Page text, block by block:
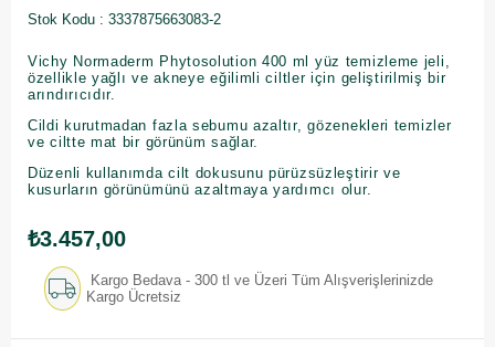
Stok Kodu
3337875663083-2
Vichy Normaderm Phytosolution 400 ml yüz temizleme jeli,
özellikle yağlı ve akneye eğilimli ciltler için geliştirilmiş bir
arındırıcıdır.
Cildi kurutmadan fazla sebumu azaltır, gözenekleri temizler
ve ciltte mat bir görünüm sağlar.
Düzenli kullanımda cilt dokusunu pürüzsüzleştirir ve
kusurların görünümünü azaltmaya yardımcı olur.
₺3.457,00
Kargo Bedava - 300 tl ve Üzeri Tüm Alışverişlerinizde
Kargo Ücretsiz